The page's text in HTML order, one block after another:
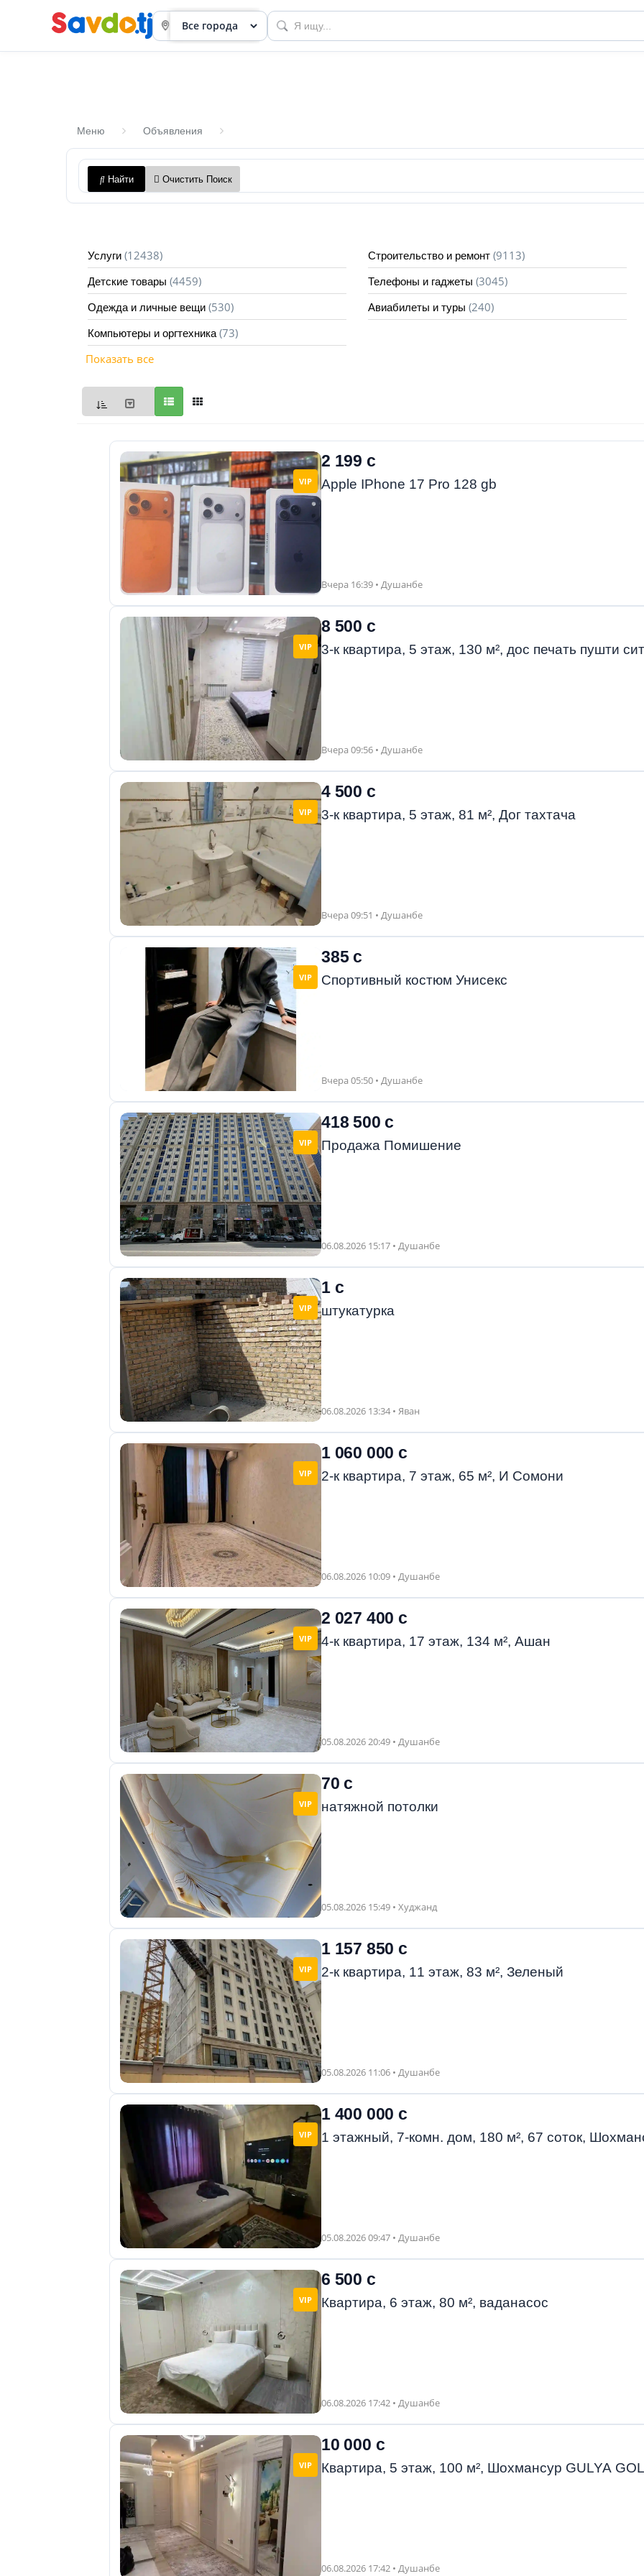
приборов
объявления
Меню Объявления
Найти Очистить Поиск
Услуги (12438) Строительство и ремонт (9113)
Детские товары (4459) Телефоны и гаджеты (3045)
Одежда и личные вещи (530) Авиабилеты и туры (240)
Компьютеры и оргтехника (73)
Показать все
VIP
2 199 с
Apple IPhone 17 Pro 128 gb
Вчера 16:39 • Душанбе
VIP
8 500 с
3-к квартира, 5 этаж, 130 м², дос печать пушти
Вчера 09:56 • Душанбе
VIP
4 500 с
3-к квартира, 5 этаж, 81 м², Дог тахтача
Вчера 09:51 • Душанбе
VIP
385 с
Спортивный костюм Унисекс
Вчера 05:50 • Душанбе
VIP
418 500 с
Продажа Помишение
06.08.2026 15:17 • Душанбе
VIP
1 с
штукатурка
06.08.2026 13:34 • Яван
VIP
1 060 000 с
2-к квартира, 7 этаж, 65 м², И Сомони
06.08.2026 10:09 • Душанбе
VIP
2 027 400 с
4-к квартира, 17 этаж, 134 м², Ашан
05.08.2026 20:49 • Душанбе
VIP
70 с
натяжной потолки
05.08.2026 15:49 • Худжанд
VIP
1 157 850 с
2-к квартира, 11 этаж, 83 м², Зеленый
05.08.2026 11:06 • Душанбе
VIP
1 400 000 с
1 этажный, 7-комн. дом, 180 м², 67 соток,
05.08.2026 09:47 • Душанбе
VIP
6 500 с
Квартира, 6 этаж, 80 м², ваданасос
06.08.2026 17:42 • Душанбе
VIP
10 000 с
Квартира, 5 этаж, 100 м², Шохмансур GULYA
06.08.2026 17:42 • Душанбе